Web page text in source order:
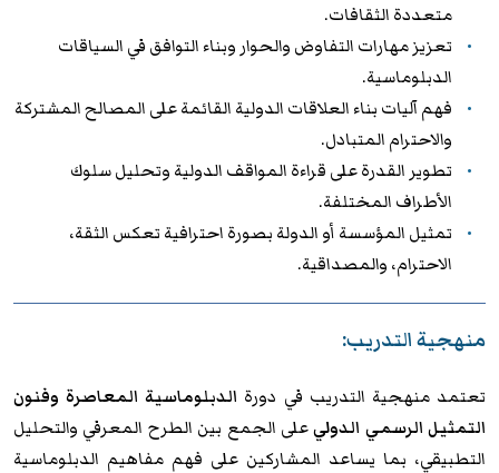
متعددة الثقافات.
تعزيز مهارات التفاوض والحوار وبناء التوافق في السياقات
الدبلوماسية.
فهم آليات بناء العلاقات الدولية القائمة على المصالح المشتركة
والاحترام المتبادل.
تطوير القدرة على قراءة المواقف الدولية وتحليل سلوك
الأطراف المختلفة.
تمثيل المؤسسة أو الدولة بصورة احترافية تعكس الثقة،
الاحترام، والمصداقية.
منهجية التدريب:
تعتمد منهجية التدريب في دورة الدبلوماسية المعاصرة وفنون
التمثيل الرسمي الدوليعلى الجمع بين الطرح المعرفي والتحليل
التطبيقي، بما يساعد المشاركين على فهم مفاهيم الدبلوماسية